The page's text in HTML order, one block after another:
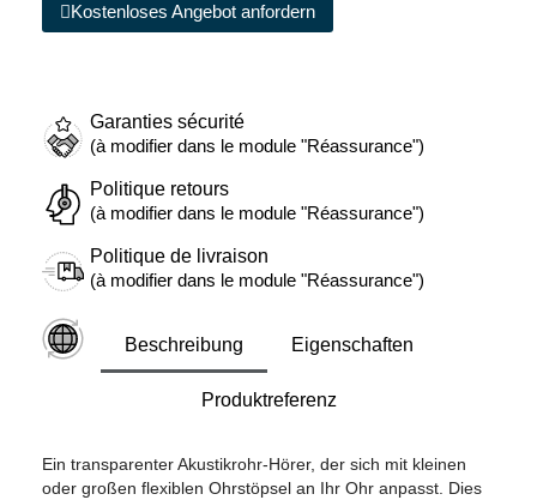
Kostenloses Angebot anfordern
Garanties sécurité
(à modifier dans le module "Réassurance")
Politique retours
(à modifier dans le module "Réassurance")
Politique de livraison
(à modifier dans le module "Réassurance")
Beschreibung Eigenschaften
Produktreferenz
Ein transparenter Akustikrohr-Hörer, der sich mit kleinen
oder großen flexiblen Ohrstöpsel an Ihr Ohr anpasst. Dies